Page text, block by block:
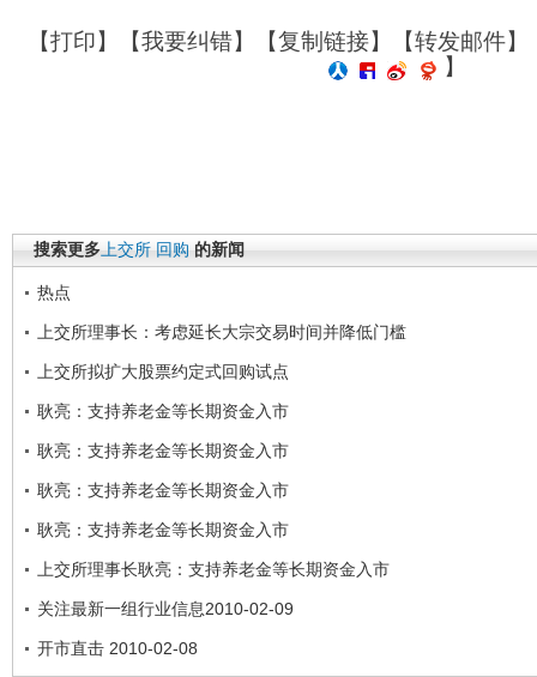
【打印】【我要纠错】【复制链接】【转发邮件】
】
搜索更多上交所 回购 的新闻
热点
上交所理事长：考虑延长大宗交易时间并降低门槛
上交所拟扩大股票约定式回购试点
耿亮：支持养老金等长期资金入市
耿亮：支持养老金等长期资金入市
耿亮：支持养老金等长期资金入市
耿亮：支持养老金等长期资金入市
上交所理事长耿亮：支持养老金等长期资金入市
关注最新一组行业信息2010-02-09
开市直击 2010-02-08